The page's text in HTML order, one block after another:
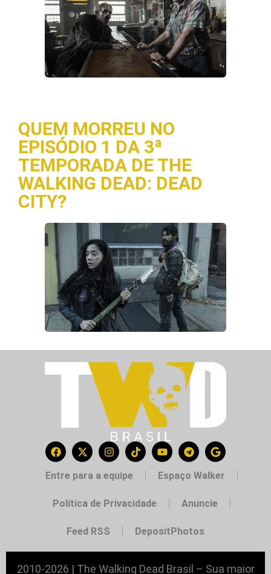
QUEM MORREU NO
EPISÓDIO 1 DA 3ª
TEMPORADA DE THE
WALKING DEAD: DEAD
CITY?
Entre para a equipe Espaço Walker
Política de Privacidade Anuncie
Feed RSS DepositPhotos
2010-2026 | The Walking Dead Brasil – Sua maior